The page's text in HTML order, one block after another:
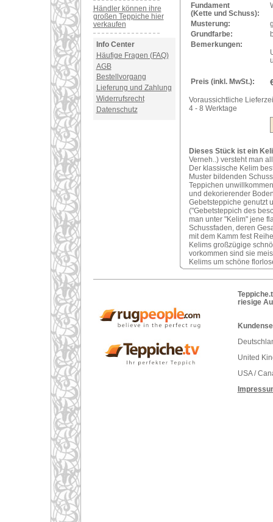
Händler können ihre
großen Teppiche hier
verkaufen
Info Center
Häufige Fragen (FAQ)
AGB
Bestellvorgang
Lieferung und Zahlung
Widerrufsrecht
Datenschutz
Fundament
(Kette und Schuss):
Musterung:
Grundfarbe:
Bemerkungen:
Preis (inkl. MwSt.):
Voraussichtliche
4 - 8 Werktage
Dieses Stück ist ein
Verneh..) versteht man
Der klassische Kelim
Muster bildenden
Teppichen
und dekorierender
Gebetsteppiche genutzt
("Gebetsteppich des
man unter "Kelim" jene
Schussfaden, deren
mit dem Kamm fest
Kelims großzügige
vorkommen sind sie
Kelims um schöne
riesige
United
USA /